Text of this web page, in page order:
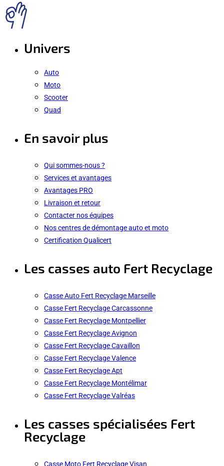
Univers
Auto
Moto
Scooter
Quad
En savoir plus
Qui sommes-nous ?
Services et avantages
Avantages PRO
Livraison et retour
Contacter nos équipes
Nos centres de démontage auto et moto
Certification Qualicert
Les casses auto Fert Recyclage
Casse Auto Fert Recyclage Marseille
Casse Fert Recyclage Carcassonne
Casse Fert Recyclage Montpellier
Casse Fert Recyclage Avignon
Casse Fert Recyclage Cavaillon
Casse Fert Recyclage Valence
Casse Fert Recyclage Apt
Casse Fert Recyclage Montélimar
Casse Fert Recyclage Valréas
Les casses spécialisées Fert
Recyclage
Casse Moto Fert Recyclage Visan